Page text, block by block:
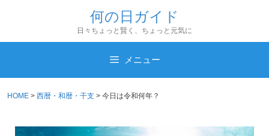
テ
何の日ガイド
日々ちょっと賢く、ちょっと元気に
メニュー
HOME > 西暦・和暦・干支 > 今日は令和何年？